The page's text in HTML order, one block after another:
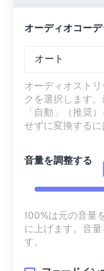
オーディオコーデ
オート
オーディオスト
クを選択します
「自動」（推奨
せずに変換するに
音量を調整する
100%は元の音量
に上げます。音
す。